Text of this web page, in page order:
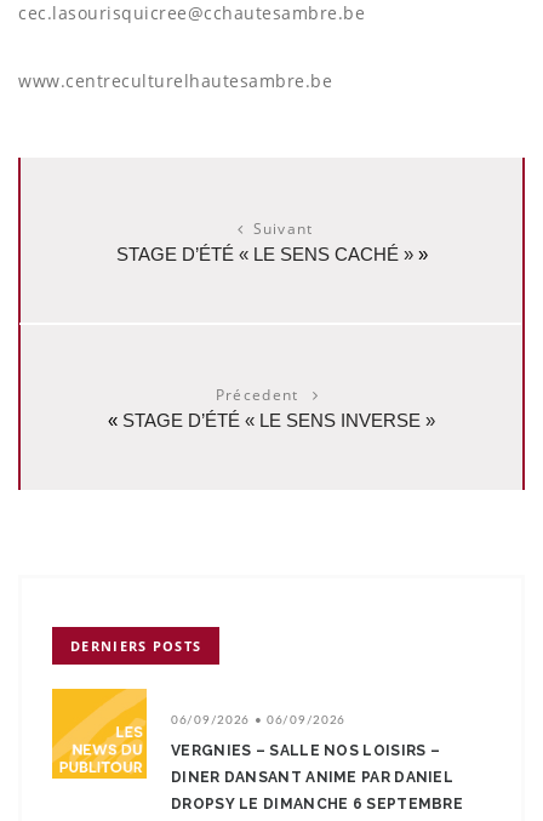
cec.lasourisquicree@cchautesambre.be
www.centreculturelhautesambre.be
Suivant
STAGE D’ÉTÉ « LE SENS CACHÉ »»
Précedent
« STAGE D’ÉTÉ « LE SENS INVERSE »
DERNIERS POSTS
06/09/2026 • 06/09/2026
VERGNIES – SALLE NOS LOISIRS –
DINER DANSANT ANIME PAR DANIEL
DROPSY LE DIMANCHE 6 SEPTEMBRE